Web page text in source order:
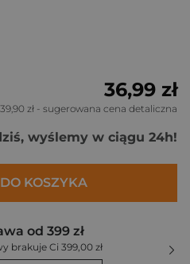
36,99 zł
39,90 zł - sugerowana cena detaliczna
wyślemy w ciągu 24h!
KOSZYKA
od 399 zł
brakuje Ci 399,00 zł